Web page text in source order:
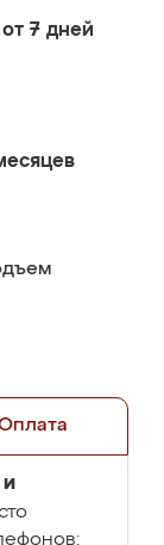
от 7 дней
и